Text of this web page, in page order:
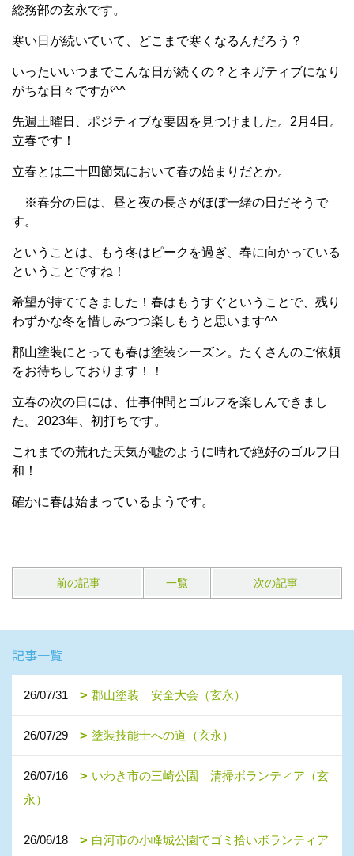
総務部の玄永です。
寒い日が続いていて、どこまで寒くなるんだろう？
いったいいつまでこんな日が続くの？とネガティブになり
がちな日々ですが^^
先週土曜日、ポジティブな要因を見つけました。2月4日。
立春です！
立春とは二十四節気において春の始まりだとか。
※春分の日は、昼と夜の長さがほぼ一緒の日だそうで
す。
ということは、もう冬はピークを過ぎ、春に向かっている
ということですね！
希望が持ててきました！春はもうすぐということで、残り
わずかな冬を惜しみつつ楽しもうと思います^^
郡山塗装にとっても春は塗装シーズン。たくさんのご依頼
をお待ちしております！！
立春の次の日には、仕事仲間とゴルフを楽しんできまし
た。2023年、初打ちです。
これまでの荒れた天気が嘘のように晴れで絶好のゴルフ日
和！
確かに春は始まっているようです。
前の記事 一覧 次の記事
記事一覧
26/07/31 郡山塗装 安全大会（玄永）
26/07/29 塗装技能士への道（玄永）
26/07/16
いわき市の三崎公園 清掃ボランティア（玄
永）
26/06/18
白河市の小峰城公園でゴミ拾いボランティア